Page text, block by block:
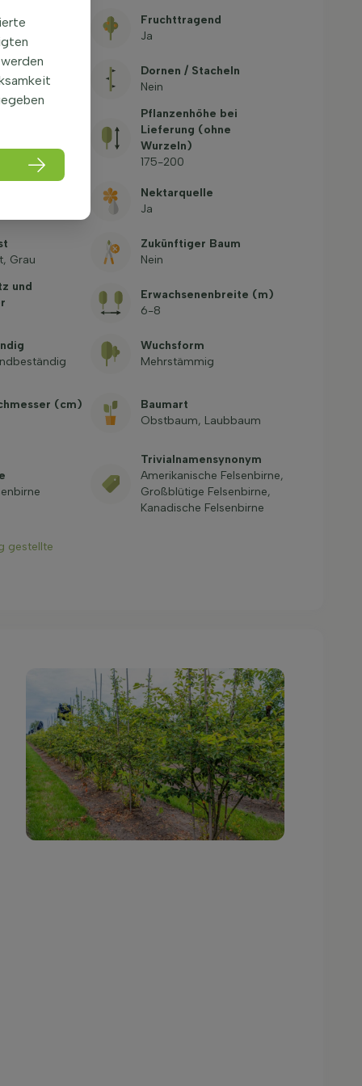
USDA
Fruchttragend
Ja
Dornen / Stacheln
Nein
Pflanzenhöhe bei
Lieferung (ohne
Wurzeln)
175-200
Nektarquelle
Ja
Grau
Zukünftiger Baum
Nein
und
Erwachsenenbreite (m)
6-8
Wuchsform
Mehrstämmig
(cm)
Baumart
Obstbaum, Laubbaum
Trivialnamensynonym
Amerikanische Felsenbirne,
Großblütige Felsenbirne,
Kanadische Felsenbirne
gestellte